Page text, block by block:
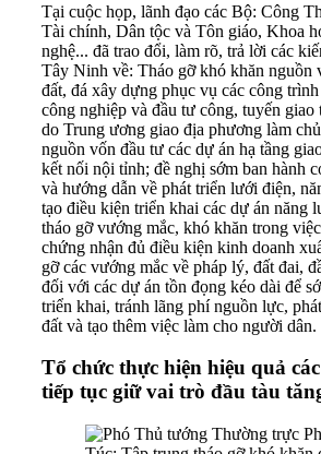
Tại cuộc họp, lãnh đạo các Bộ: Công
Tài chính, Dân tộc và Tôn giáo, Khoa
nghệ... đã trao đổi, làm rõ, trả lời các
Tây Ninh về: Tháo gỡ khó khăn nguồn
đất, đá xây dựng phục vụ các công
công nghiệp và đầu tư công, tuyến giao
do Trung ương giao địa phương làm
nguồn vốn đầu tư các dự án hạ tầng
kết nối nội tỉnh; đề nghị sớm ban hành
và hướng dẫn về phát triển lưới điện,
tạo điều kiện triển khai các dự án năng
tháo gỡ vướng mắc, khó khăn trong
chứng nhận đủ điều kiện kinh doanh
gỡ các vướng mắc về pháp lý, đất đai,
đối với các dự án tồn đọng kéo dài để
triển khai, tránh lãng phí nguồn lực,
đất và tạo thêm việc làm cho người dân.
Tổ chức thực hiện hiệu quả
tiếp tục giữ vai trò đầu tàu